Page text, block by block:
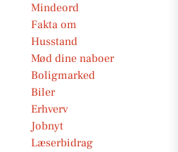
Mindeord
Fakta om
Husstand
Mød dine naboer
Boligmarked
Biler
Erhverv
Jobnyt
Læserbidrag